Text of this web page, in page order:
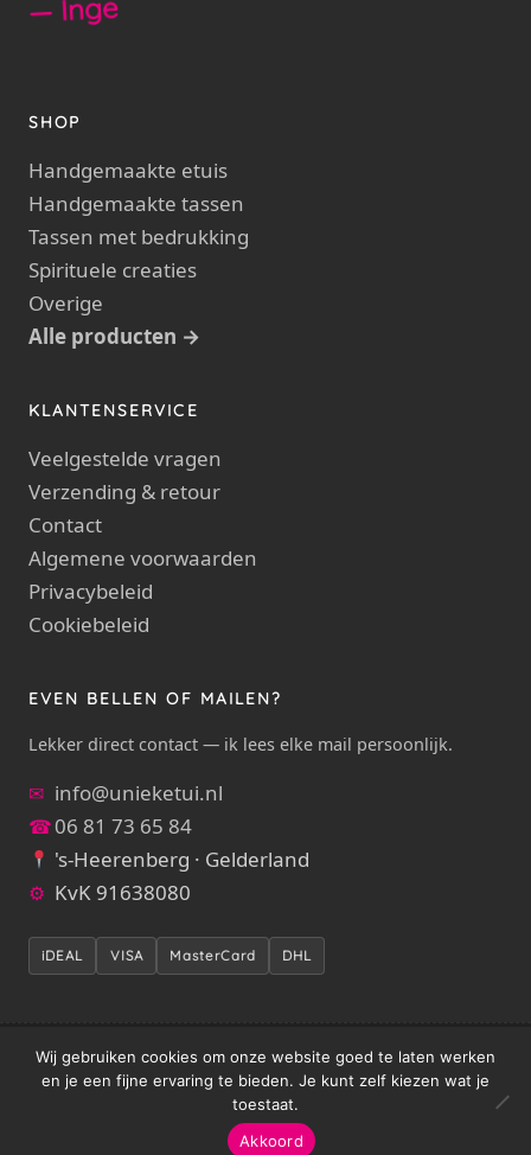
— Inge
SHOP
Handgemaakte etuis
Handgemaakte tassen
Tassen met bedrukking
Spirituele creaties
Overige
Alle producten →
KLANTENSERVICE
Veelgestelde vragen
Verzending & retour
Contact
Algemene voorwaarden
Privacybeleid
Cookiebeleid
EVEN BELLEN OF MAILEN?
Lekker direct contact — ik lees elke mail persoonlijk.
✉ info@unieketui.nl
☎06 81 73 65 84
's-Heerenberg · Gelderland
⚙ KvK 91638080
iDEAL VISA MasterCard DHL
© 2026 Unieketui — handgemaaktmet liefdedoor Inge
Meisters / Crea Gein
Alle rechten voorbehouden. Voor herinneringsstukken &
info@unieketui.nl
Wij gebruiken cookies om onze website goed te laten werken
en je een fijne ervaring te bieden. Je kunt zelf kiezen wat je
toestaat.
Akkoord